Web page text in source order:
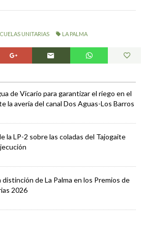
UNITARIAS LA PALMA
de Vicario para garantizar el riego en el
la avería del canal Dos Aguas-Los Barros
la LP-2 sobre las coladas del Tajogaite
distinción de La Palma en los Premios de
2026